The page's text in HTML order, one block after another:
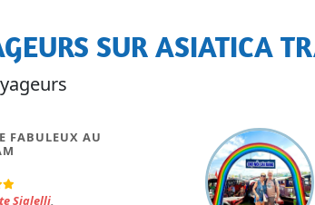
SUR ASIATICA
VIETNAM ET LAOS
Paré